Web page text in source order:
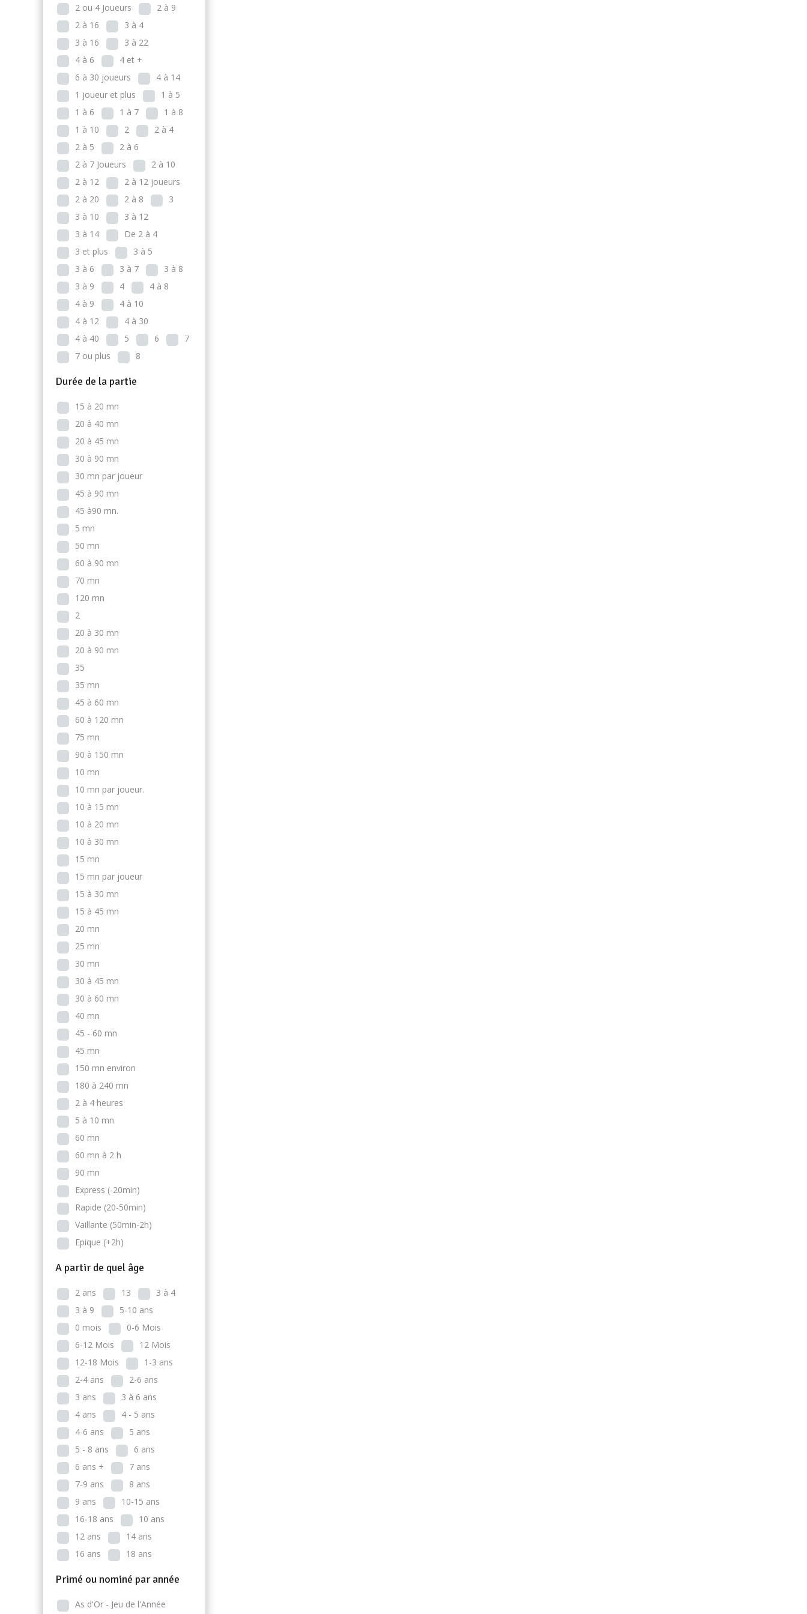
2 ou 4 Joueurs
2 à 9
2 à 16
3 à 4
3 à 16
3 à 22
4 à 6
4 et +
6 à 30 joueurs
4 à 14
1 joueur et plus
1 à 5
1 à 6
1 à 7
1 à 8
1 à 10
2
2 à 4
2 à 5
2 à 6
2 à 7 Joueurs
2 à 10
2 à 12
2 à 12 joueurs
2 à 20
2 à 8
3
3 à 10
3 à 12
3 à 14
De 2 à 4
3 et plus
3 à 5
3 à 6
3 à 7
3 à 8
3 à 9
4
4 à 8
4 à 9
4 à 10
4 à 12
4 à 30
4 à 40
5 6
7
7 ou plus
8
Durée de la partie
15 à 20 mn
20 à 40 mn
20 à 45 mn
30 à 90 mn
30 mn par joueur
45 à 90 mn
45 à90 mn.
5 mn
50 mn
60 à 90 mn
70 mn
120 mn
2
20 à 30 mn
20 à 90 mn
35
35 mn
45 à 60 mn
60 à 120 mn
75 mn
90 à 150 mn
10 mn
10 mn par joueur.
10 à 15 mn
10 à 20 mn
10 à 30 mn
15 mn
15 mn par joueur
15 à 30 mn
15 à 45 mn
20 mn
25 mn
30 mn
30 à 45 mn
30 à 60 mn
40 mn
45 - 60 mn
45 mn
150 mn environ
180 à 240 mn
2 à 4 heures
5 à 10 mn
60 mn
60 mn à 2 h
90 mn
Express (-20min)
Rapide (20-50min)
Vaillante (50min-2h)
Epique (+2h)
A partir de quel âge
2 ans 13
3 à 4
3 à 9
5-10 ans
0 mois
0-6 Mois
6-12 Mois
12 Mois
12-18 Mois
1-3 ans
2-4 ans
2-6 ans
3 ans
3 à 6 ans
4 ans
4 - 5 ans
4-6 ans
5 ans
5 - 8 ans
6 ans
6 ans +
7 ans
7-9 ans
8 ans
9 ans
10-15 ans
16-18 ans
10 ans
12 ans
14 ans
16 ans
18 ans
Primé ou nominé par année
As d'Or - Jeu de l'Année